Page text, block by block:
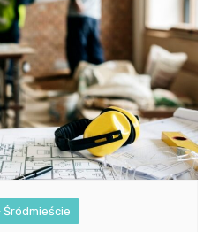
Śródmieście